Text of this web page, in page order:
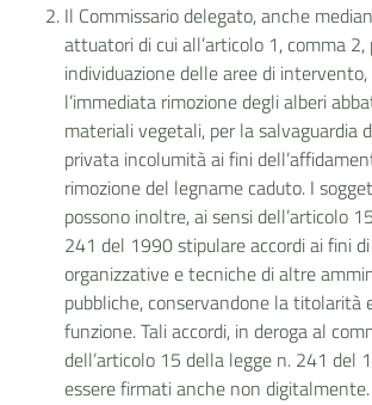
Il Commissario delegato, anche
attuatori di cui all’articolo 1, comma
individuazione delle aree di
l’immediata rimozione degli alberi
materiali vegetali, per la salvaguardia
privata incolumità ai fini
rimozione del legname caduto. I
possono inoltre, ai sensi dell’articolo
241 del 1990 stipulare accordi ai fini
organizzative e tecniche di altre
pubbliche, conservandone la titolarità
funzione. Tali accordi, in deroga al
dell’articolo 15 della legge n. 241 del
essere firmati anche non digitalmente.